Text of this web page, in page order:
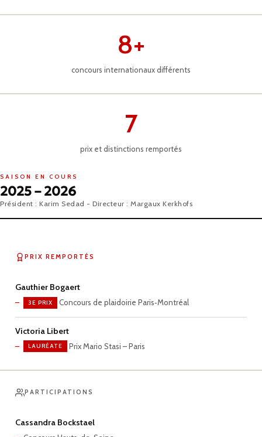
8+
concours internationaux différents
7
prix et distinctions remportés
SAISON EN COURS
2025 – 2026
Président : Karim Sedad - Directeur : Margaux Kerkhofs
PRIX REMPORTÉS
Gauthier Bogaert
3E PRIX Concours de plaidoirie Paris‑Montréal
Victoria Libert
LAURÉATE Prix Mario Stasi – Paris
PARTICIPATIONS
Cassandra Bockstael